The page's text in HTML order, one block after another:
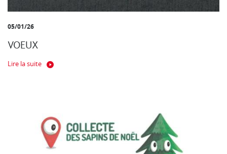
05/01/26
VOEUX
Lire la suite